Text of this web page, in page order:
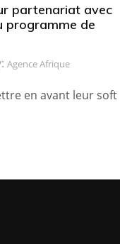
partenariat avec
programme de
Agence Afrique
en avant leur soft